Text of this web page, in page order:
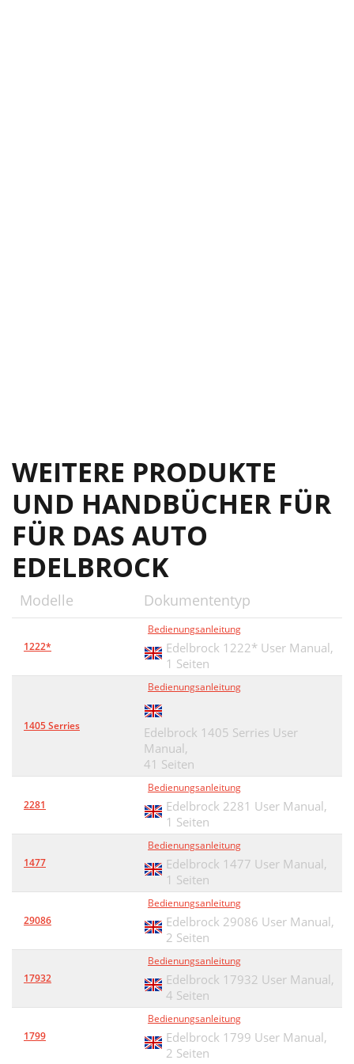
WEITERE PRODUKTE
UND HANDBÜCHER FÜR
FÜR DAS AUTO
EDELBROCK
Modelle Dokumententyp
1222*
Bedienungsanleitung
Edelbrock 1222* User Manual,
1 Seiten
1405 Serries
Bedienungsanleitung
Edelbrock 1405 Serries User
Manual,
41 Seiten
2281
Bedienungsanleitung
Edelbrock 2281 User Manual,
1 Seiten
1477
Bedienungsanleitung
Edelbrock 1477 User Manual,
1 Seiten
29086
Bedienungsanleitung
Edelbrock 29086 User Manual,
2 Seiten
17932
Bedienungsanleitung
Edelbrock 17932 User Manual,
4 Seiten
1799
Bedienungsanleitung
Edelbrock 1799 User Manual,
2 Seiten